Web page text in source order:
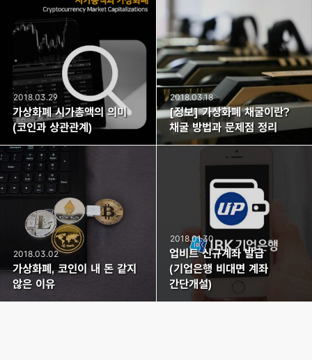
2018.03.29
가상화폐 시가총액의 의미
(코인과 상관관계)
2018.03.18
[정보] 가상화폐 채굴이란?
채굴 방법과 문제점 정리
2018.03.02
가상화폐, 코인이 내 돈 같지
않은 이유
2018.01.30
업비트 신규계좌 발급
(기업은행 비대면 계좌
간단개설)